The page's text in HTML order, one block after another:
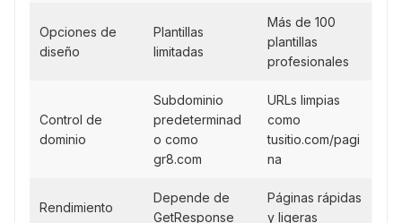
Opciones de
diseño
Plantillas
limitadas
Más de 100
plantillas
profesionales
Control de
dominio
Subdominio
predeterminad
o como
gr8.com
URLs limpias
como
tusitio.com/pagi
na
Rendimiento
Depende de
GetResponse
Páginas rápidas
y ligeras